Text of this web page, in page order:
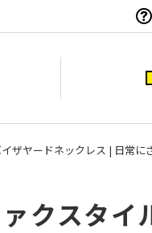
イザヤードネックレス | 日常
クスタイ